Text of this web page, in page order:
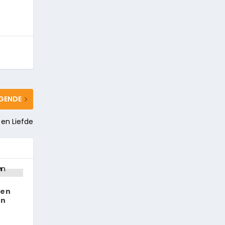
Liefde